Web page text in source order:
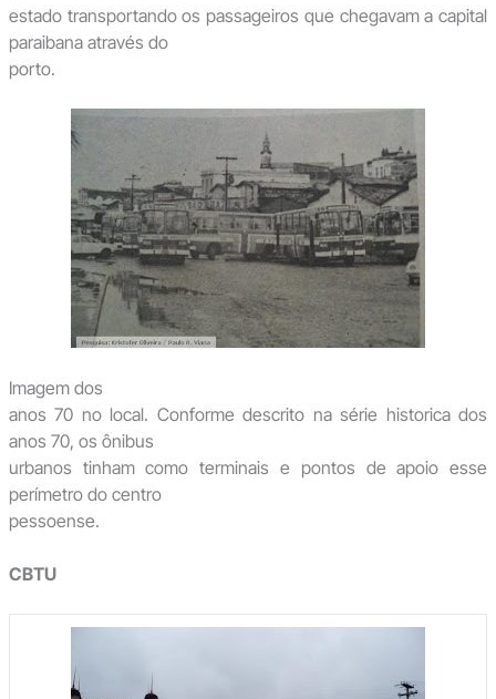
estado transportando os passageiros que chegavam a capital
paraibana através do
porto.
Imagem dos
anos 70 no local. Conforme descrito na série historica dos
anos 70, os ônibus
urbanos tinham como terminais e pontos de apoio esse
perímetro do centro
pessoense.
CBTU